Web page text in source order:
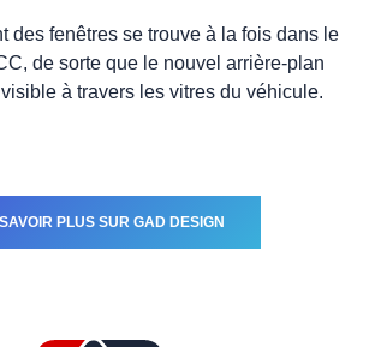
des fenêtres se trouve à la fois dans le
de sorte que le nouvel arrière-plan
à travers les vitres du véhicule.
PLUS SUR GAD DESIGN